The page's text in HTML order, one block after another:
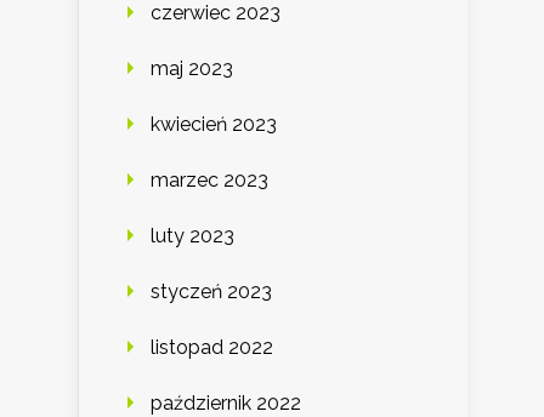
czerwiec 2023
maj 2023
kwiecień 2023
marzec 2023
luty 2023
styczeń 2023
listopad 2022
październik 2022